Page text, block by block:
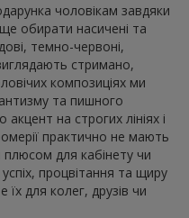
чоловікам завдяки
обирати насичені та
темно-червоні,
стримано,
композиціях ми
та пишного
на строгих лініях і
практично не мають
для кабінету чи
процвітання та щиру
для колег, друзів чи